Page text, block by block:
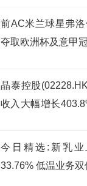
前AC米兰球星弗
夺取欧洲杯及意甲
晶泰控股
收入大幅增长
经调整净利润达
今日精选:新乳
33.76% 低温业务双